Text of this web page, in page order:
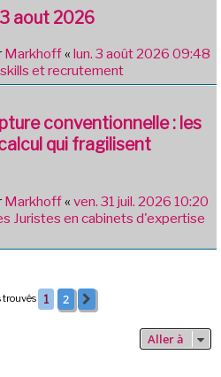
aout 2026
Markhoff« lun. 3 août 2026 09:48
et recrutement
conventionnelle : les
qui fragilisent
Markhoff« ven. 31 juil. 2026 10:20
Juristes en cabinets d'expertise
trouvés 1 2
Aller à